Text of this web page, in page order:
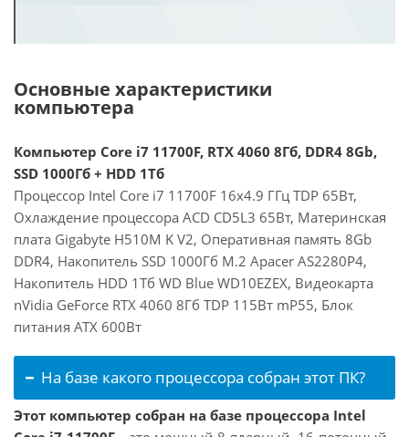
Основные характеристики
компьютера
Компьютер Core i7 11700F, RTX 4060 8Гб, DDR4 8Gb,
SSD 1000Гб + HDD 1Тб
Процессор Intel Core i7 11700F 16x4.9 ГГц TDP 65Вт,
Охлаждение процессора ACD CD5L3 65Вт, Материнская
плата Gigabyte H510M K V2, Оперативная память 8Gb
DDR4, Накопитель SSD 1000Гб M.2 Apacer AS2280P4,
Накопитель HDD 1Тб WD Blue WD10EZEX, Видеокарта
nVidia GeForce RTX 4060 8Гб TDP 115Вт mP55, Блок
питания ATX 600Вт
На базе какого процессора собран этот ПК?
Этот компьютер собран на базе процессора Intel